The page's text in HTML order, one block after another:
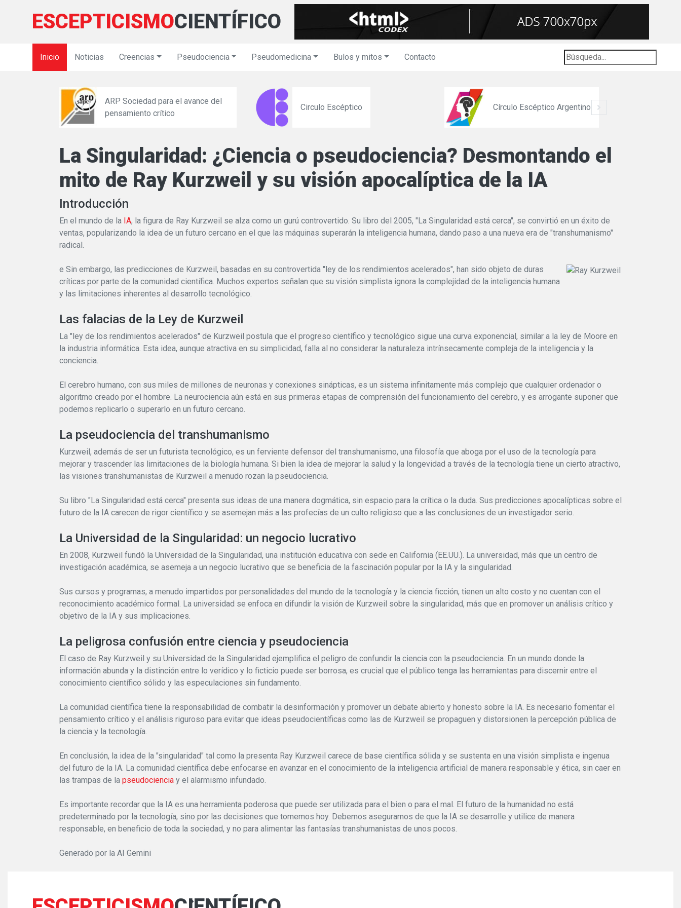
ESCEPTICISMOCIENTÍFICO
Inicio Noticias Creencias Pseudociencia Pseudomedicina Bulos y mitos Contacto
ARP Sociedad para el avance del
pensamiento crítico
Circulo Escéptico Círculo Escéptico Argentino
La Singularidad: ¿Ciencia o pseudociencia? Desmontando el
mito de Ray Kurzweil y su visión apocalíptica de la IA
Introducción
En el mundo de la IA, la figura de Ray Kurzweil se alza como un gurú controvertido. Su libro del 2005, "La Singularidad está cerca", se convirtió en un éxito de
ventas, popularizando la idea de un futuro cercano en el que las máquinas superarán la inteligencia humana, dando paso a una nueva era de "transhumanismo"
radical.
e Sin embargo, las predicciones de Kurzweil, basadas en su controvertida "ley de los rendimientos acelerados", han sido objeto de duras
críticas por parte de la comunidad científica. Muchos expertos señalan que su visión simplista ignora la complejidad de la inteligencia humana
y las limitaciones inherentes al desarrollo tecnológico.
Las falacias de la Ley de Kurzweil
La "ley de los rendimientos acelerados" de Kurzweil postula que el progreso científico y tecnológico sigue una curva exponencial, similar a la ley de Moore en
la industria informática. Esta idea, aunque atractiva en su simplicidad, falla al no considerar la naturaleza intrínsecamente compleja de la inteligencia y la
conciencia.
El cerebro humano, con sus miles de millones de neuronas y conexiones sinápticas, es un sistema infinitamente más complejo que cualquier ordenador o
algoritmo creado por el hombre. La neurociencia aún está en sus primeras etapas de comprensión del funcionamiento del cerebro, y es arrogante suponer que
podemos replicarlo o superarlo en un futuro cercano.
La pseudociencia del transhumanismo
Kurzweil, además de ser un futurista tecnológico, es un ferviente defensor del transhumanismo, una filosofía que aboga por el uso de la tecnología para
mejorar y trascender las limitaciones de la biología humana. Si bien la idea de mejorar la salud y la longevidad a través de la tecnología tiene un cierto atractivo,
las visiones transhumanistas de Kurzweil a menudo rozan la pseudociencia.
Su libro "La Singularidad está cerca" presenta sus ideas de una manera dogmática, sin espacio para la crítica o la duda. Sus predicciones apocalípticas sobre el
futuro de la IA carecen de rigor científico y se asemejan más a las profecías de un culto religioso que a las conclusiones de un investigador serio.
La Universidad de la Singularidad: un negocio lucrativo
En 2008, Kurzweil fundó la Universidad de la Singularidad, una institución educativa con sede en California (EE.UU.). La universidad, más que un centro de
investigación académica, se asemeja a un negocio lucrativo que se beneficia de la fascinación popular por la IA y la singularidad.
Sus cursos y programas, a menudo impartidos por personalidades del mundo de la tecnología y la ciencia ficción, tienen un alto costo y no cuentan con el
reconocimiento académico formal. La universidad se enfoca en difundir la visión de Kurzweil sobre la singularidad, más que en promover un análisis crítico y
objetivo de la IA y sus implicaciones.
La peligrosa confusión entre ciencia y pseudociencia
El caso de Ray Kurzweil y su Universidad de la Singularidad ejemplifica el peligro de confundir la ciencia con la pseudociencia. En un mundo donde la
información abunda y la distinción entre lo verídico y lo ficticio puede ser borrosa, es crucial que el público tenga las herramientas para discernir entre el
conocimiento científico sólido y las especulaciones sin fundamento.
La comunidad científica tiene la responsabilidad de combatir la desinformación y promover un debate abierto y honesto sobre la IA. Es necesario fomentar el
pensamiento crítico y el análisis riguroso para evitar que ideas pseudocientíficas como las de Kurzweil se propaguen y distorsionen la percepción pública de
la ciencia y la tecnología.
En conclusión, la idea de la "singularidad" tal como la presenta Ray Kurzweil carece de base científica sólida y se sustenta en una visión simplista e ingenua
del futuro de la IA. La comunidad científica debe enfocarse en avanzar en el conocimiento de la inteligencia artificial de manera responsable y ética, sin caer en
las trampas de la pseudociencia y el alarmismo infundado.
Es importante recordar que la IA es una herramienta poderosa que puede ser utilizada para el bien o para el mal. El futuro de la humanidad no está
predeterminado por la tecnología, sino por las decisiones que tomemos hoy. Debemos asegurarnos de que la IA se desarrolle y utilice de manera
responsable, en beneficio de toda la sociedad, y no para alimentar las fantasías transhumanistas de unos pocos.
Generado por la AI Gemini